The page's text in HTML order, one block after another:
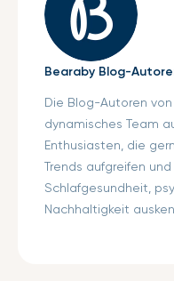
Bearaby Blog-
Die Blog-Autoren
dynamisches Team
Enthusiasten, die
Trends aufgreifen
Schlafgesundheit,
Nachhaltigkeit